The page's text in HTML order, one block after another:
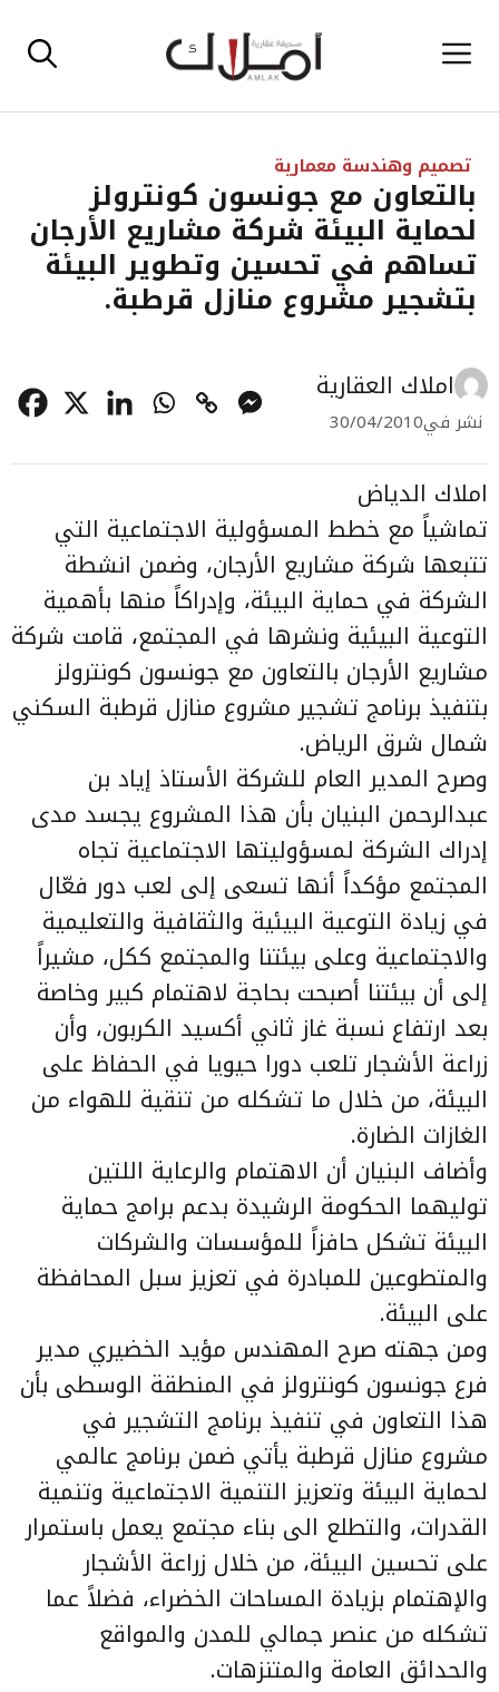
إلى القائمة
تصميم وهندسة معمارية
بالتعاون مع جونسون كونترولز
لحماية البيئة شركة مشاريع الأرجان
تساهم في تحسين وتطوير البيئة
بتشجير مشروع منازل قرطبة.
املاك العقارية
نشر في30/04/2010
املاك الدياض
تماشياً مع خطط المسؤولية الاجتماعية التي
تتبعها شركة مشاريع الأرجان، وضمن انشطة
الشركة في حماية البيئة، وإدراكاً منها بأهمية
التوعية البيئية ونشرها في المجتمع، قامت شركة
مشاريع الأرجان بالتعاون مع جونسون كونترولز
بتنفيذ برنامج تشجير مشروع منازل قرطبة السكني
شمال شرق الرياض.
وصرح المدير العام للشركة الأستاذ إياد بن
عبدالرحمن البنيان بأن هذا المشروع يجسد مدى
إدراك الشركة لمسؤوليتها الاجتماعية تجاه
المجتمع مؤكداً أنها تسعى إلى لعب دور فعّال
في زيادة التوعية البيئية والثقافية والتعليمية
والاجتماعية وعلى بيئتنا والمجتمع ككل، مشيراً
إلى أن بيئتنا أصبحت بحاجة لاهتمام كبير وخاصة
بعد ارتفاع نسبة غاز ثاني أكسيد الكربون، وأن
زراعة الأشجار تلعب دورا حيويا في الحفاظ على
البيئة، من خلال ما تشكله من تنقية للهواء من
الغازات الضارة.
وأضاف البنيان أن الاهتمام والرعاية اللتين
توليهما الحكومة الرشيدة بدعم برامج حماية
البيئة تشكل حافزاً للمؤسسات والشركات
والمتطوعين للمبادرة في تعزيز سبل المحافظة
على البيئة.
ومن جهته صرح المهندس مؤيد الخضيري مدير
فرع جونسون كونترولز في المنطقة الوسطى بأن
هذا التعاون في تنفيذ برنامج التشجير في
مشروع منازل قرطبة يأتي ضمن برنامج عالمي
لحماية البيئة وتعزيز التنمية الاجتماعية وتنمية
القدرات، والتطلع الى بناء مجتمع يعمل باستمرار
على تحسين البيئة، من خلال زراعة الأشجار
والإهتمام بزيادة المساحات الخضراء، فضلاً عما
تشكله من عنصر جمالي للمدن والمواقع
والحدائق العامة والمتنزهات.